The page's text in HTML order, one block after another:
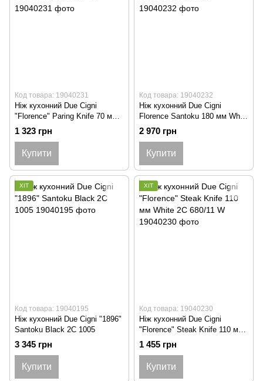
Код товара: 19040231
Ніж кухонний Due Cigni
"Florence" Paring Knife 70 мм
White 2C 667/7 W
1 323 грн
Купити
Код товара: 19040232
Ніж кухонний Due Cigni
Florence Santoku 180 мм White
2C 677/18 W
2 970 грн
Купити
ХІТ
Код товара: 19040195
Ніж кухонний Due Cigni "1896"
Santoku Black 2C 1005
3 345 грн
Купити
ХІТ
Код товара: 19040230
Ніж кухонний Due Cigni
"Florence" Steak Knife 110 мм
White 2C 680/11 W
1 455 грн
Купити